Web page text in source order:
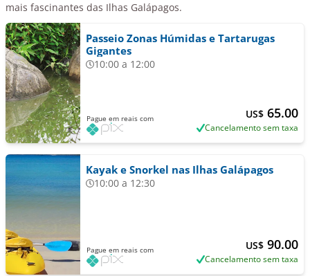
mais fascinantes das Ilhas Galápagos.
Passeio Zonas Húmidas e Tartarugas
Gigantes
10:00 a 12:00
US$ 65.00
Cancelamento sem taxa
Pague em reais com
Kayak e Snorkel nas Ilhas Galápagos
10:00 a 12:30
US$ 90.00
Cancelamento sem taxa
Pague em reais com